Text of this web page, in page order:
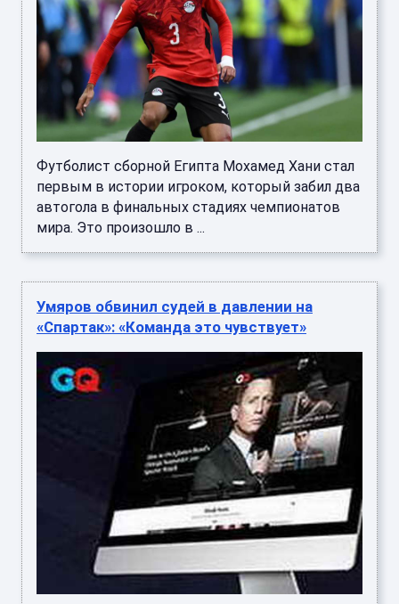
Футболист сборной Египта Мохамед Хани стал
первым в истории игроком, который забил два
автогола в финальных стадиях чемпионатов
мира. Это произошло в ...
Умяров обвинил судей в давлении на
«Спартак»: «Команда это чувствует»